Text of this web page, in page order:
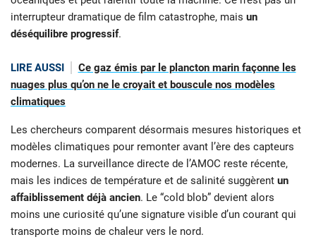
interrupteur dramatique de film catastrophe, mais un
déséquilibre progressif.
LIRE AUSSI
Ce gaz émis par le plancton marin façonne les
nuages plus qu’on ne le croyait et bouscule nos modèles
climatiques
Les chercheurs comparent désormais mesures historiques et
modèles climatiques pour remonter avant l’ère des capteurs
modernes. La surveillance directe de l’AMOC reste récente,
mais les indices de température et de salinité suggèrent un
affaiblissement déjà ancien. Le “cold blob” devient alors
moins une curiosité qu’une signature visible d’un courant qui
transporte moins de chaleur vers le nord.